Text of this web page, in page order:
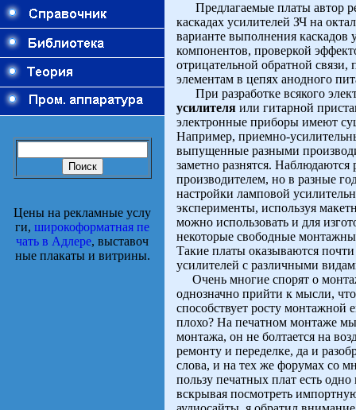
Цены на рекламные услу
ги, широкоформатная пе
чать в Адлере, выставоч
ные плакаты и витрины.
Предлагаемые платы автор
каскадах усилителей ЗЧ на
варианте выполнения каскадов
компонентов, проверкой
отрицательной обратной
элементам в цепях анодного
При разработке всякого
усилителя или гитарной
электронные приборы имеют
Например, приемно-
выпущенные разными
заметно разнятся.
производителем, но в разные
настройки ламповой
эксперименты, используя
можно использовать и для
некоторые свободные
Такие платы оказываются
усилителей с различными
Очень многие спорят о
однозначно прийти к мысли,
способствует росту
плохо? На печатном монтаже
монтажа, он не болтается на
ремонту и переделке, да и
слова, и на тех же форумах со
пользу печатных плат есть
вскрывая посмотреть